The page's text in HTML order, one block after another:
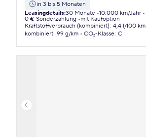
in 3 bis 5 Monaten
Leasingdetails:30 Monate 10.000 km/Jahr
0 € Sonderzahlung
mit Kaufoption
Kraftstoffverbrauch (kombiniert): 4,4 l/100 km
kombiniert: 99 g/km CO₂-Klasse: C